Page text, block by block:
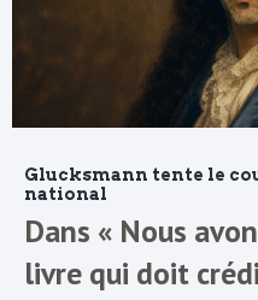
Glucksmann tente le
national
Dans « Nous
livre qui doit